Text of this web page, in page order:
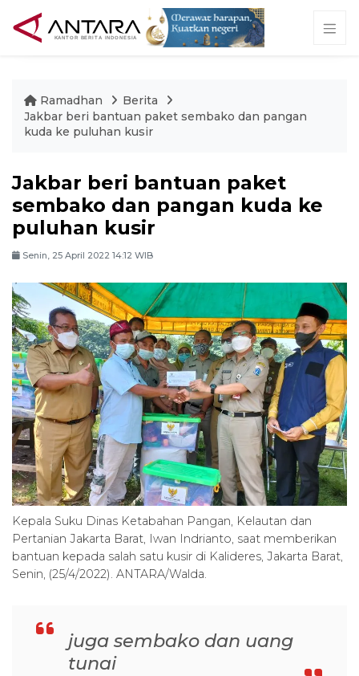
Ramadhan
Berita
Jakbar beri bantuan paket sembako dan pangan
kuda ke puluhan kusir
Jakbar beri bantuan paket
sembako dan pangan kuda ke
puluhan kusir
Senin, 25 April 2022 14:12 WIB
Kepala Suku Dinas Ketabahan Pangan, Kelautan dan
Pertanian Jakarta Barat, Iwan Indrianto, saat memberikan
bantuan kepada salah satu kusir di Kalideres, Jakarta Barat,
Senin, (25/4/2022). ANTARA/Walda.
juga sembako dan uang
tunai